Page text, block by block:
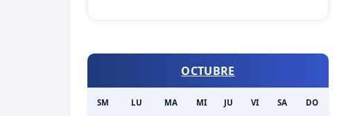
OCTUBRE
SM LU MA MI JU VI SA DO